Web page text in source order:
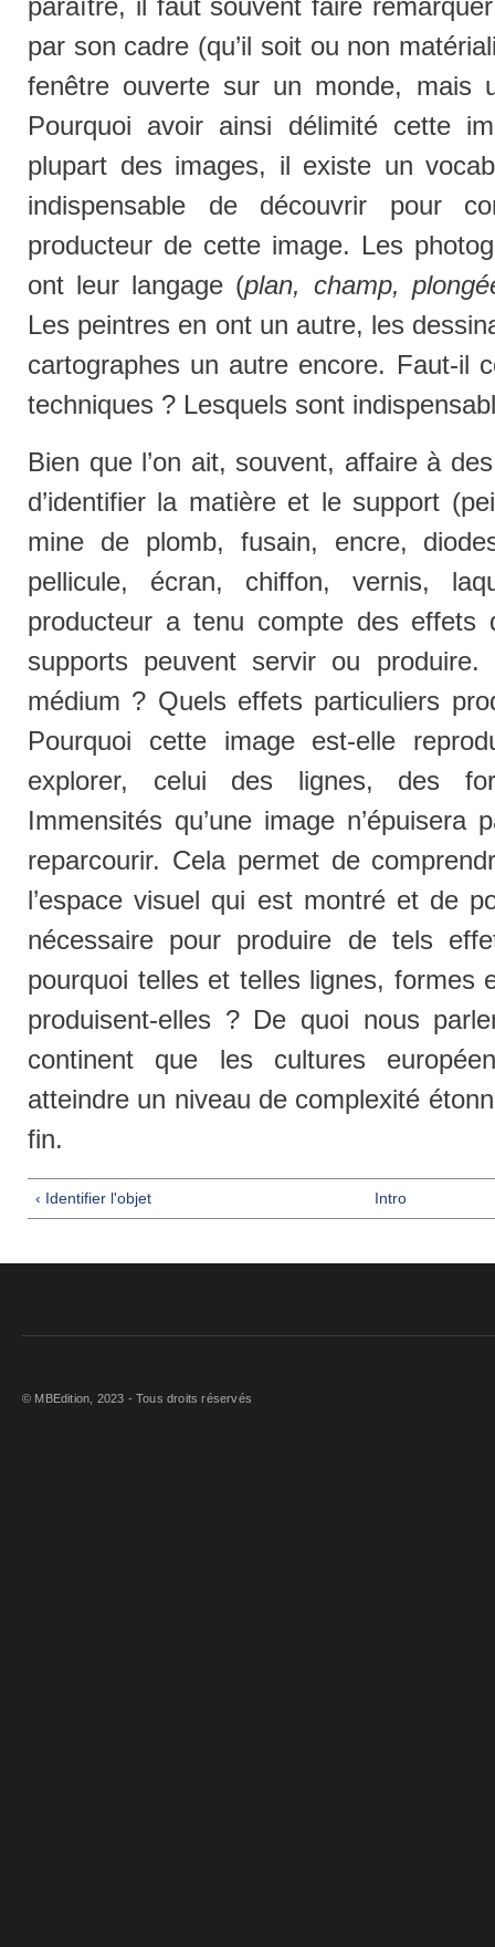
par son cadre (qu’il soit ou non
fenêtre ouverte sur un monde, mais
Pourquoi avoir ainsi délimité cette
plupart des images, il existe un
indispensable de découvrir pour
producteur de cette image. Les
ont leur langage (plan, champ,
Les peintres en ont un autre, les
cartographes un autre encore. Faut-il
techniques ? Lesquels sont
Bien que l’on ait, souvent, affaire à
d’identifier la matière et le support
mine de plomb, fusain, encre,
pellicule, écran, chiffon, vernis,
producteur a tenu compte des
supports peuvent servir ou
médium ? Quels effets particuliers
Pourquoi cette image est-elle
explorer, celui des lignes, des
Immensités qu’une image n’épuisera
reparcourir. Cela permet de
l’espace visuel qui est montré et de
nécessaire pour produire de tels
pourquoi telles et telles lignes, formes
produisent-elles ? De quoi nous
continent que les cultures
atteindre un niveau de complexité
fin.
‹ Identifier l'objet Intro
© MBEdition, 2023 - Tous droits réservés